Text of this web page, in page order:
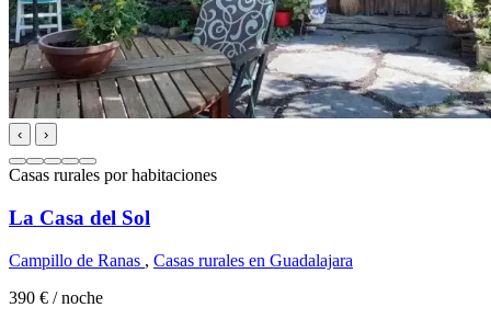
‹ ›
Casas rurales por habitaciones
La Casa del Sol
Campillo de Ranas , Casas rurales en Guadalajara
390 € / noche